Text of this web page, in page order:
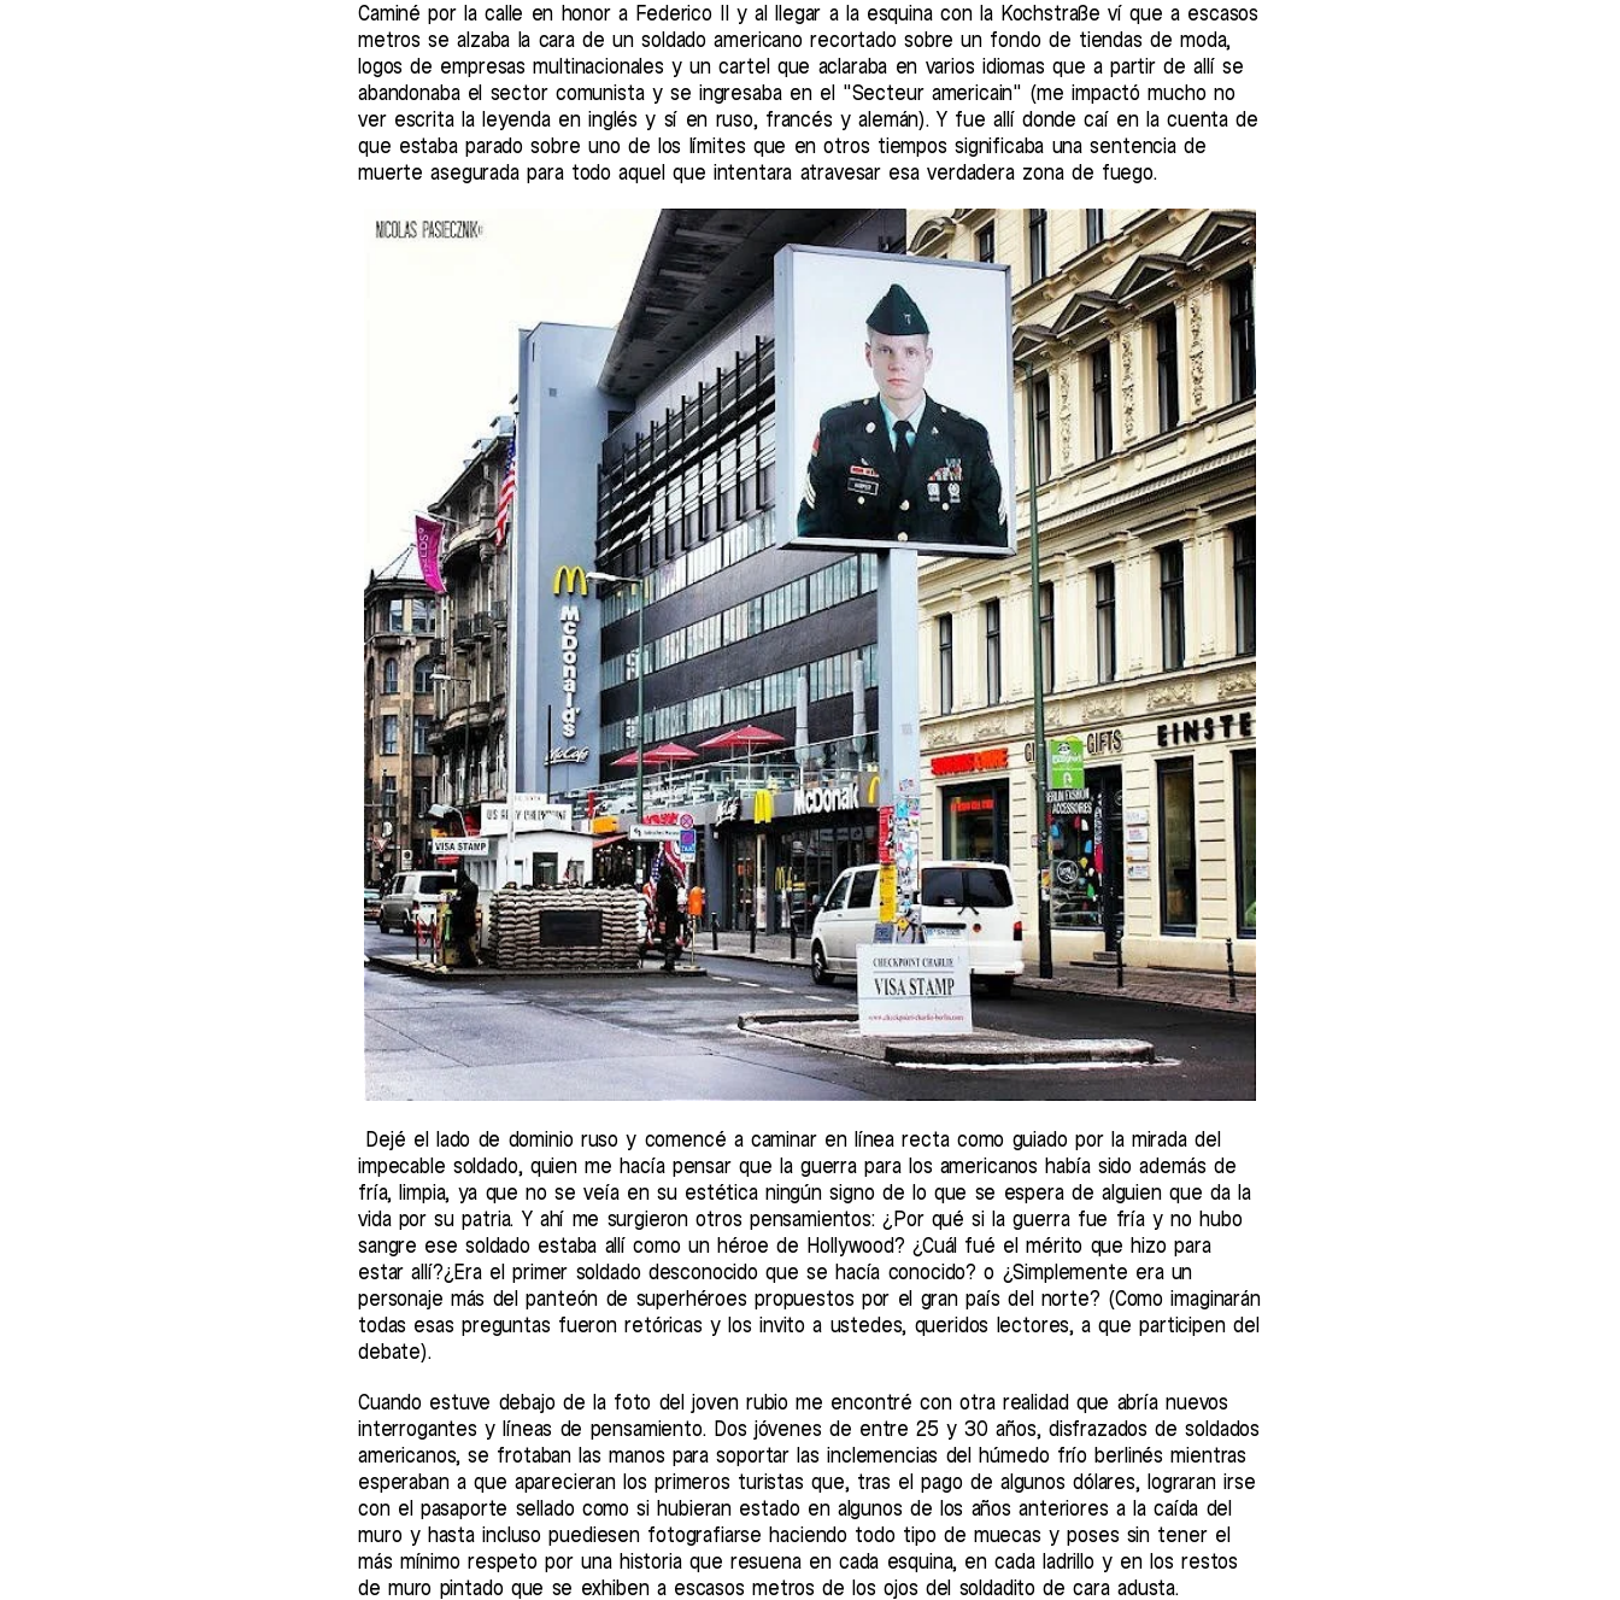
Caminé por la calle en honor a Federico II y al llegar a la esquina con la Kochstraße ví que a escasos
metros se alzaba la cara de un soldado americano recortado sobre un fondo de tiendas de moda,
logos de empresas multinacionales y un cartel que aclaraba en varios idiomas que a partir de allí se
abandonaba el sector comunista y se ingresaba en el "Secteur americain" (me impactó mucho no
ver escrita la leyenda en inglés y sí en ruso, francés y alemán). Y fue allí donde caí en la cuenta de
que estaba parado sobre uno de los límites que en otros tiempos significaba una sentencia de
muerte asegurada para todo aquel que intentara atravesar esa verdadera zona de fuego.
Dejé el lado de dominio ruso y comencé a caminar en línea recta como guiado por la mirada del
impecable soldado, quien me hacía pensar que la guerra para los americanos había sido además de
fría, limpia, ya que no se veía en su estética ningún signo de lo que se espera de alguien que da la
vida por su patria. Y ahí me surgieron otros pensamientos: ¿Por qué si la guerra fue fría y no hubo
sangre ese soldado estaba allí como un héroe de Hollywood? ¿Cuál fué el mérito que hizo para
estar allí?¿Era el primer soldado desconocido que se hacía conocido? o ¿Simplemente era un
personaje más del panteón de superhéroes propuestos por el gran país del norte? (Como imaginarán
todas esas preguntas fueron retóricas y los invito a ustedes, queridos lectores, a que participen del
debate).
Cuando estuve debajo de la foto del joven rubio me encontré con otra realidad que abría nuevos
interrogantes y líneas de pensamiento. Dos jóvenes de entre 25 y 30 años, disfrazados de soldados
americanos, se frotaban las manos para soportar las inclemencias del húmedo frío berlinés mientras
esperaban a que aparecieran los primeros turistas que, tras el pago de algunos dólares, lograran irse
con el pasaporte sellado como si hubieran estado en algunos de los años anteriores a la caída del
muro y hasta incluso puediesen fotografiarse haciendo todo tipo de muecas y poses sin tener el
más mínimo respeto por una historia que resuena en cada esquina, en cada ladrillo y en los restos
de muro pintado que se exhiben a escasos metros de los ojos del soldadito de cara adusta.